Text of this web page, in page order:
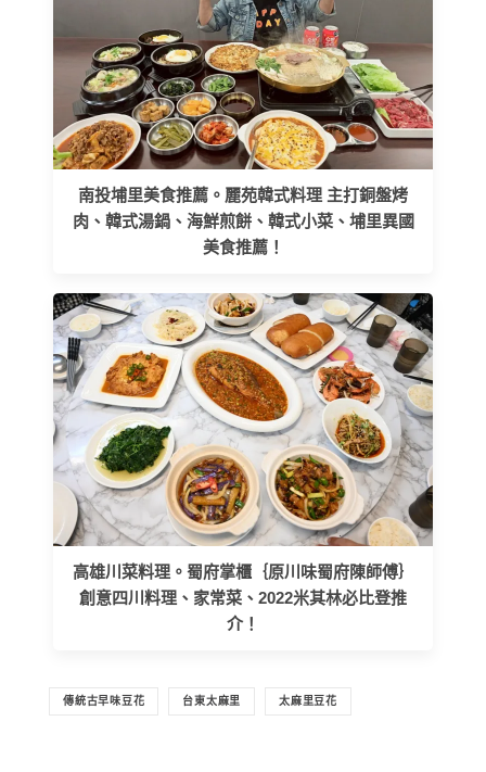
南投埔里美食推薦。麗苑韓式料理 主打銅盤烤
肉、韓式湯鍋、海鮮煎餅、韓式小菜、埔里異國
美食推薦！
高雄川菜料理。蜀府掌櫃｛原川味蜀府陳師傅｝
創意四川料理、家常菜、2022米其林必比登推
介！
傳統古早味豆花 台東太麻里 太麻里豆花